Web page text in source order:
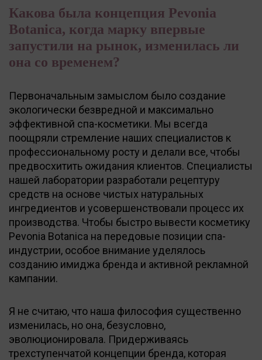
Какова была концепция Pevonia
Botanica, когда марку впервые
запустили на рынок, изменилась ли
она со временем?
Первоначальным замыслом было создание
экологически безвредной и максимально
эффективной спа-косметики. Мы всегда
поощряли стремление наших специалистов к
профессиональному росту и делали все, чтобы
предвосхитить ожидания клиентов. Специалисты
нашей лаборатории разработали рецептуру
средств на основе чистых натуральных
ингредиентов и усовершенствовали процесс их
производства. Чтобы быстро вывести косметику
Pevonia Botanica на передовые позиции спа-
индустрии, особое внимание уделялось
созданию имиджа бренда и активной рекламной
кампании.
Я не считаю, что наша философия существенно
изменилась, но она, безусловно,
эволюционировала. Придерживаясь
трехступенчатой концепции бренда, которая